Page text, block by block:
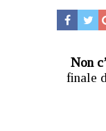
Non
finale